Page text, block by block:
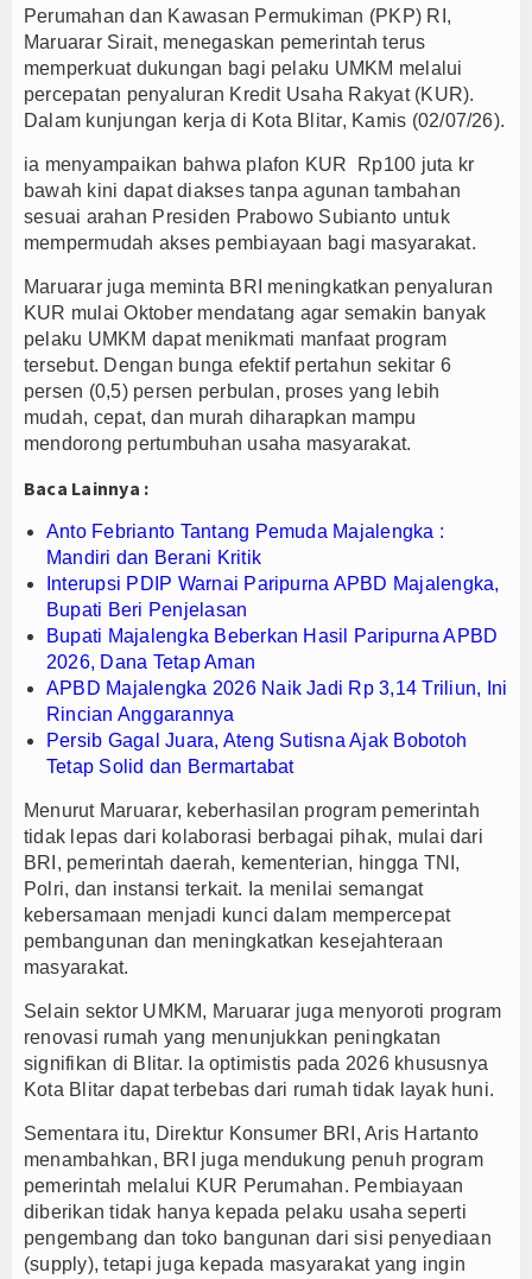
Bupati Beri Penjelasan
2026, Dana Tetap Aman
Ini Rincian Anggarannya
Tetap Solid dan Bermartabat
Dalam Negeri
Perumahan dan Kawasan Permukiman (PKP) RI,
Maruarar Sirait, menegaskan pemerintah terus
memperkuat dukungan bagi pelaku UMKM melalui
percepatan penyaluran Kredit Usaha Rakyat (KUR).
Dalam kunjungan kerja di Kota Blitar, Kamis (02/07/26).
ia menyampaikan bahwa plafon KUR Rp100 juta kr
bawah kini dapat diakses tanpa agunan tambahan
sesuai arahan Presiden Prabowo Subianto untuk
mempermudah akses pembiayaan bagi masyarakat.
Maruarar juga meminta BRI meningkatkan penyaluran
KUR mulai Oktober mendatang agar semakin banyak
pelaku UMKM dapat menikmati manfaat program
tersebut. Dengan bunga efektif pertahun sekitar 6
persen (0,5) persen perbulan, proses yang lebih
mudah, cepat, dan murah diharapkan mampu
mendorong pertumbuhan usaha masyarakat.
Baca Lainnya :
Anto Febrianto Tantang Pemuda Majalengka :
Mandiri dan Berani Kritik
Interupsi PDIP Warnai Paripurna APBD Majalengka,
Bupati Beri Penjelasan
Bupati Majalengka Beberkan Hasil Paripurna APBD
2026, Dana Tetap Aman
APBD Majalengka 2026 Naik Jadi Rp 3,14 Triliun, Ini
Rincian Anggarannya
Persib Gagal Juara, Ateng Sutisna Ajak Bobotoh
Tetap Solid dan Bermartabat
Menurut Maruarar, keberhasilan program pemerintah
tidak lepas dari kolaborasi berbagai pihak, mulai dari
BRI, pemerintah daerah, kementerian, hingga TNI,
Polri, dan instansi terkait. Ia menilai semangat
kebersamaan menjadi kunci dalam mempercepat
pembangunan dan meningkatkan kesejahteraan
masyarakat.
Selain sektor UMKM, Maruarar juga menyoroti program
renovasi rumah yang menunjukkan peningkatan
signifikan di Blitar. Ia optimistis pada 2026 khususnya
Kota Blitar dapat terbebas dari rumah tidak layak huni.
Sementara itu, Direktur Konsumer BRI, Aris Hartanto
menambahkan, BRI juga mendukung penuh program
pemerintah melalui KUR Perumahan. Pembiayaan
diberikan tidak hanya kepada pelaku usaha seperti
pengembang dan toko bangunan dari sisi penyediaan
(supply), tetapi juga kepada masyarakat yang ingin